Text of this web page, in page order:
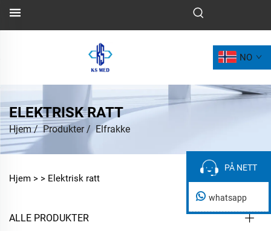
NO
ELEKTRISK RATT
Hjem/Produkter/Elfrakke
Hjem > > Elektrisk ratt
ALLE PRODUKTER
PÅ NETT
PÅ NETT
whatsapp